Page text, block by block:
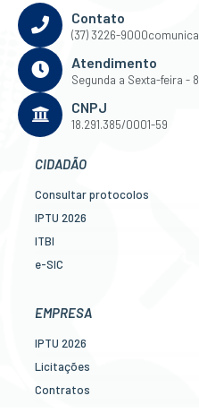
Contato
(37) 3226-9000
Atendimento
Segunda a Sexta-feira -
CNPJ
18.291.385/0001-59
CIDADÃO
Consultar protocolos
IPTU 2026
ITBI
e-SIC
Legislação
EMPRESA
IPTU 2026
Licitações
Contratos